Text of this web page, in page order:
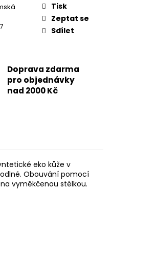
Tisk
Zeptat se
Sdílet
Doprava zdarma
pro objednávky
nad 2000 Kč
eko kůže v
Obouvání pomocí
vyměkčenou stélkou.